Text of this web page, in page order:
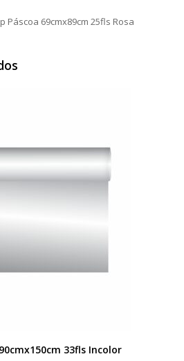
Páscoa 69cmx89cm 25fls Rosa
33fls Incolor